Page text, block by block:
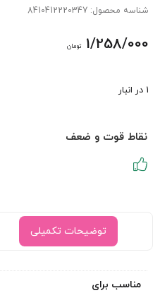
شناسه محصول: 8410412220347
1/258/000 تومان
1 در انبار
نقاط قوت و ضعف
توضیحات تکمیلی
مناسب برای